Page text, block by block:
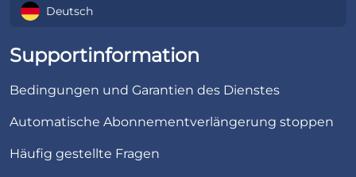
Deutsch
Supportinformation
Bedingungen und Garantien des Dienstes
Automatische Abonnementverlängerung stoppen
Häufig gestellte Fragen